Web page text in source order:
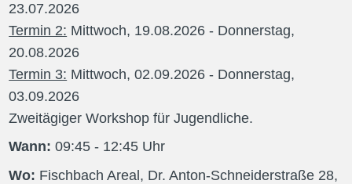
23.07.2026
Termin 2: Mittwoch, 19.08.2026 - Donnerstag,
20.08.2026
Termin 3: Mittwoch, 02.09.2026 - Donnerstag,
03.09.2026
Zweitägiger Workshop für Jugendliche.
Wann:09:45 - 12:45 Uhr
Wo: Fischbach Areal, Dr. Anton-Schneiderstraße 28,